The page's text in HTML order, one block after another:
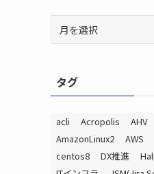
ブタグ
acli Acropolis AHV
AmazonLinux2
AWS
centos8
DX推進